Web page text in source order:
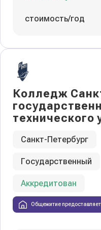
стоимость/год
Колледж
технического
Санкт-Петербург
Государственный
Аккредитован
Общежитие